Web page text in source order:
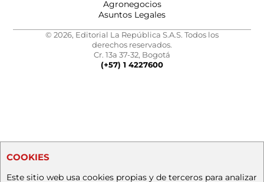
Agronegocios
Asuntos Legales
© 2026, Editorial La República S.A.S. Todos los
derechos reservados.
Cr. 13a 37-32, Bogotá
(+57) 1 4227600
COOKIES
Este sitio web usa cookies propias y de terceros para analizar